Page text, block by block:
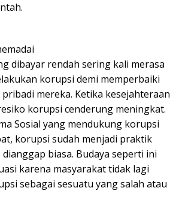
dibayar rendah sering kali merasa
korupsi demi memperbaiki
mereka. Ketika kesejahteraan
korupsi cenderung meningkat.
Sosial yang mendukung korupsi
korupsi sudah menjadi praktik
biasa. Budaya seperti ini
karena masyarakat tidak lagi
sebagai sesuatu yang salah atau